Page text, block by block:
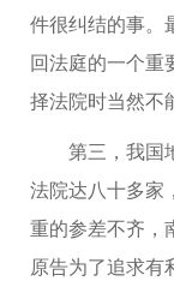
件很纠结的事。
回法庭的一个重
择法院时当然不
第三，我国地
法院达八十多家
重的参差不齐，
原告为了追求有